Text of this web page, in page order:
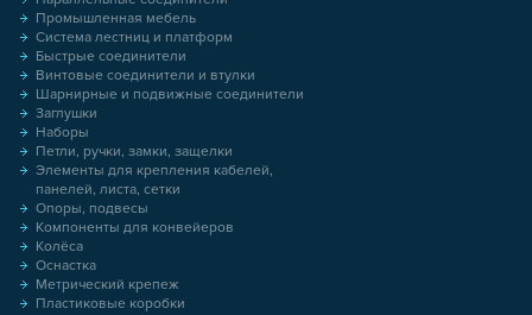
Промышленная мебель
Система лестниц и платформ
Быстрые соединители
Винтовые соединители и втулки
Шарнирные и подвижные соединители
Заглушки
Наборы
Петли, ручки, замки, защелки
Элементы для крепления кабелей,
панелей, листа, сетки
Опоры, подвесы
Компоненты для конвейеров
Колёса
Оснастка
Метрический крепеж
Пластиковые коробки